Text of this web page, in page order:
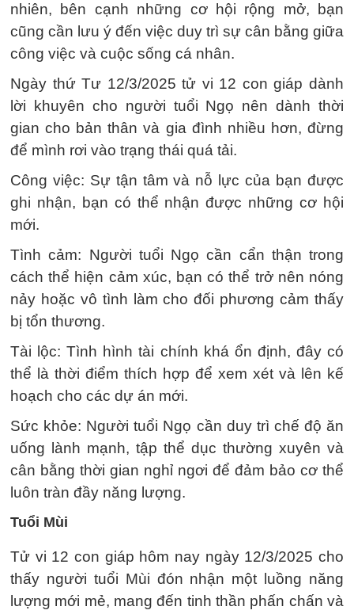
nhiên, bên cạnh những cơ hội rộng mở, bạn
cũng cần lưu ý đến việc duy trì sự cân bằng giữa
công việc và cuộc sống cá nhân.
Ngày thứ Tư 12/3/2025 tử vi 12 con giáp dành
lời khuyên cho người tuổi Ngọ nên dành thời
gian cho bản thân và gia đình nhiều hơn, đừng
để mình rơi vào trạng thái quá tải.
Công việc: Sự tận tâm và nỗ lực của bạn được
ghi nhận, bạn có thể nhận được những cơ hội
mới.
Tình cảm: Người tuổi Ngọ cần cẩn thận trong
cách thể hiện cảm xúc, bạn có thể trở nên nóng
nảy hoặc vô tình làm cho đối phương cảm thấy
bị tổn thương.
Tài lộc: Tình hình tài chính khá ổn định, đây có
thể là thời điểm thích hợp để xem xét và lên kế
hoạch cho các dự án mới.
Sức khỏe: Người tuổi Ngọ cần duy trì chế độ ăn
uống lành mạnh, tập thể dục thường xuyên và
cân bằng thời gian nghỉ ngơi để đảm bảo cơ thể
luôn tràn đầy năng lượng.
Tuổi Mùi
Tử vi 12 con giáp hôm nay ngày 12/3/2025 cho
thấy người tuổi Mùi đón nhận một luồng năng
lượng mới mẻ, mang đến tinh thần phấn chấn và